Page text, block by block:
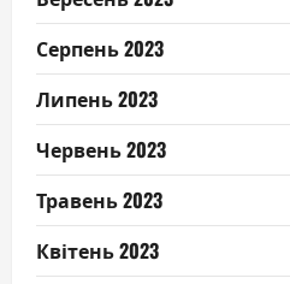
Серпень 2023
Липень 2023
Червень 2023
Травень 2023
Квітень 2023